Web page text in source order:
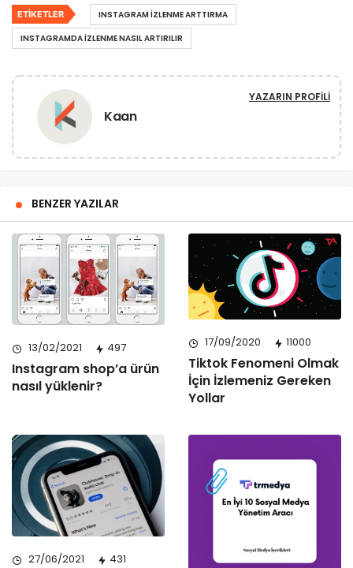
ETIKETLER
INSTAGRAM IZLENME ARTTIRMA
INSTAGRAMDA İZLENME NASIL ARTIRILIR
Kaan
YAZARIN PROFILI
BENZER YAZILAR
13/02/2021 497
Instagram shop’a ürün
nasıl yüklenir?
17/09/2020 11000
Tiktok Fenomeni Olmak
İçin İzlemeniz Gereken
Yollar
27/06/2021 431